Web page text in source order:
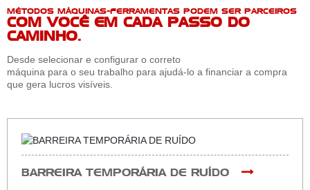
MÉTODOS MÁQUINAS-FERRAMENTAS PODEM SER PARCEIROS
COM VOCÊ EM CADA PASSO DO
CAMINHO.
Desde selecionar e configurar o correto
máquina para o seu trabalho para ajudá-lo a financiar a compra
que gera lucros visíveis.
BARREIRA TEMPORÁRIA DE RUÍDO